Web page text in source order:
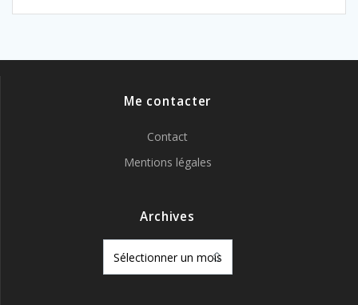
Me contacter
Contact
Mentions légales
Archives